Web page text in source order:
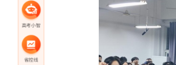
高考小智
省控线